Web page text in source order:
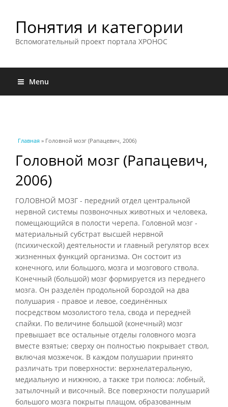
Понятия и категории
Вспомогательный проект портала ХРОНОС
Menu
Вы здесь
Главная » Головной мозг (Рапацевич, 2006)
Головной мозг (Рапацевич,
2006)
ГОЛОВНОЙ МОЗГ - передний отдел центральной
нервной системы позвоночных животных и человека,
помещающийся в полости черепа. Головной мозг -
материальный субстрат высшей нервной
(психической) деятельности и главный регулятор всех
жизненных функций организма. Он состоит из
конечного, или большого, мозга и мозгового ствола.
Конечный (большой) мозг формируется из переднего
мозга. Он разделён продольной бороздой на два
полушария - правое и левое, соединённых
посредством мозолистого тела, свода и передней
спайки. По величине большой (конечный) мозг
превышает все остальные отделы головного мозга
вместе взятые; сверху он полностью покрывает ствол,
включая мозжечок. В каждом полушарии принято
различать три поверхности: верхнелатеральную,
медиальную и нижнюю, а также три полюса: лобный,
затылочный и височный. Все поверхности полушарий
большого мозга покрыты плащом, образованным